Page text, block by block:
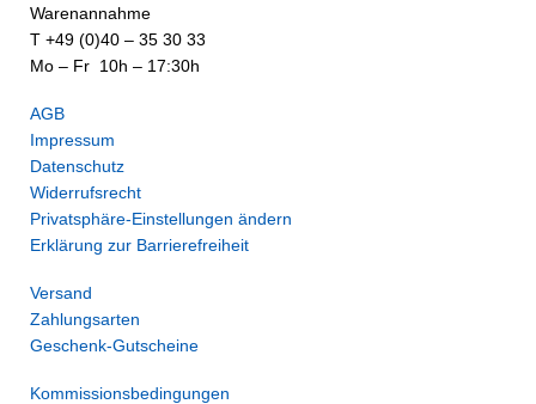
Warenannahme
T +49 (0)40 – 35 30 33
Mo – Fr 10h – 17:30h
AGB
Impressum
Datenschutz
Widerrufsrecht
Privatsphäre-Einstellungen ändern
Erklärung zur Barrierefreiheit
Versand
Zahlungsarten
Geschenk-Gutscheine
Kommissionsbedingungen